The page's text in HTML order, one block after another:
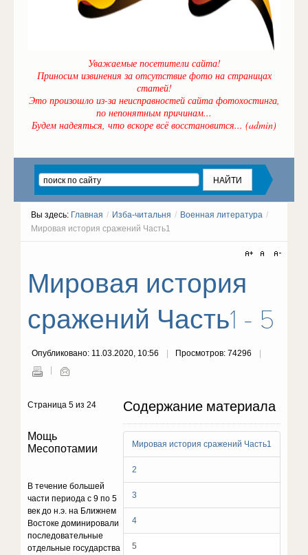
Уважаемые посетители сайта!
Приносим извинения за отсутствие фото на страницах
статей!
Это произошло из-за неисправностей сайта фотохостинга,
по непонятным причинам...
Будем надеяться, что вскоре всё восстановится... (admin)
Вы здесь: Главная / Изба-читальня / Военная литература /
Мировая история сражений Часть1
Мировая история
сражений Часть1 - 5
Опубликовано: 11.03.2020, 10:56 Просмотров: 74296
Содержание материала
Мировая история сражений Часть1
2
3
4
5
Страница 5 из 24
Мощь
Месопотамии
В течение большей
части периода с 9 по 5
век до н.э. на Ближнем
Востоке доминировали
последовательные
отдельные государства